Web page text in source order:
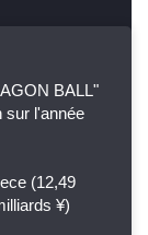
BALL"
sur l'année
(12,49
¥)